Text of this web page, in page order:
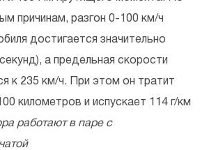
причинам, разгон 0-100 км/ч
достигается значительно
а предельная скорости
к 235 км/ч. При этом он тратит
километров и испускает 114 г/км
работают в паре с